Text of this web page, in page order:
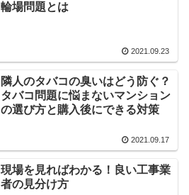
輪場問題とは
2021.09.23
隣人のタバコの臭いはどう防ぐ？
タバコ問題に悩まないマンション
の選び方と購入後にできる対策
2021.09.17
現場を見ればわかる！良い工事業
者の見分け方